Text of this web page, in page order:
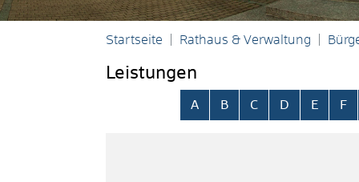
Startseite Rathaus & Verwaltung
Leistungen
Alphabetisches Register
A B C D E F